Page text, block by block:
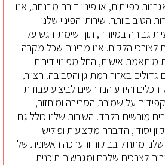
כפייתית, או פינוי דירה מוזנחת, אנו
הטוב ביותר. שירותי הפינוי שלנו
גבוהה במיוחד, תוך שימת דגש על
לצורכי הלקוח. אנו מבינים שכל מקרה
מותאמת אישית, החל מפינוי דירות
באזור רמת גן והסביבה. הצוות
הכלים והידע הנדרשים לביצוע עבודת
מקפידים על שמירת הסביבה ומיחזור,
מורשים בלבד. השירות שלנו כולל גם
יסודי, הדברה מקצועית ופוליש
מתחיל בביקור והערכה ראשונית של
לצרכים שלכם ומגבשים תוכנית